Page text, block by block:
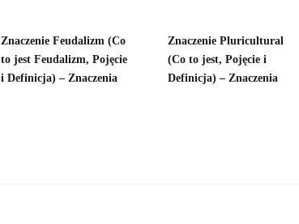
Znaczenie Feudalizm (Co
to jest Feudalizm, Pojęcie
i Definicja) – Znaczenia
Znaczenie Pluricultural
(Co to jest, Pojęcie i
Definicja) – Znaczenia